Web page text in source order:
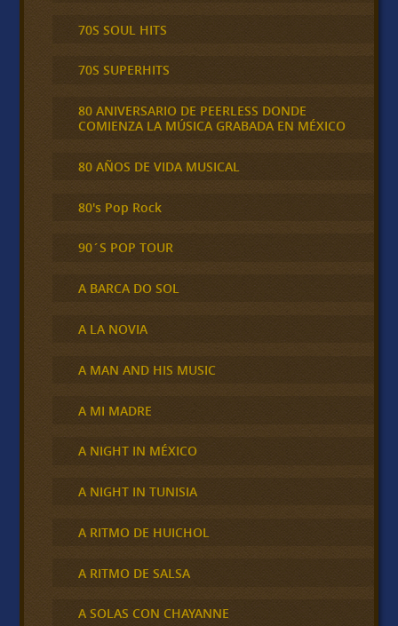
70S SOUL HITS
70S SUPERHITS
80 ANIVERSARIO DE PEERLESS DONDE
COMIENZA LA MÚSICA GRABADA EN MÉXICO
80 AÑOS DE VIDA MUSICAL
80's Pop Rock
90´S POP TOUR
A BARCA DO SOL
A LA NOVIA
A MAN AND HIS MUSIC
A MI MADRE
A NIGHT IN MÉXICO
A NIGHT IN TUNISIA
A RITMO DE HUICHOL
A RITMO DE SALSA
A SOLAS CON CHAYANNE